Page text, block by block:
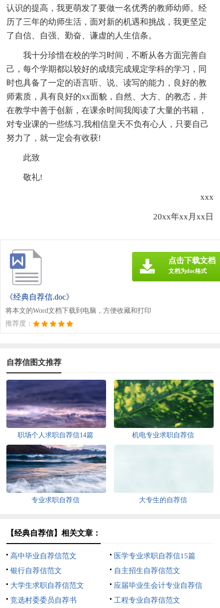
认识的提高，我更萌发了要做一名优秀的教师幼师。经
历了三年的幼师生活，面对新的机遇和挑战，我更坚定
了自信、自强、勤奋、谦虚的人生信条。
我十分珍惜在校的学习时间，不断从各方面完善自
己，每个学期都以较好的成绩完成规定学科的学习，同
时也具备了一定的语言听、说、读写的能力，良好的教
师素质，具有良好的xx面貌，自然、大方、的教态，并
在教学中善于创新，在课余时间我阅读了大量的书籍，
对专业课的一些练习,我相信皇天不负有心人，只要自己
努力了，就一定会有收获!
此致
敬礼!
xxx
20xx年xx月xx日
《经典自荐信.doc》
将本文的Word文档下载到电脑，方便收藏和打印
推荐度：
点击下载文档
文档为doc格式
自荐信图文推荐
职场个人求职自荐信14篇 机电专业求职自荐信
专业求职自荐信 大专生的自荐信
【经典自荐信】相关文章：
高中毕业自荐信范文
医学专业求职自荐信15篇
银行自荐信范文
自主招生自荐信范文
大学生求职自荐信范文
应届毕业生会计专业自荐信
竞选村委委员自荐书
工程专业自荐信范文